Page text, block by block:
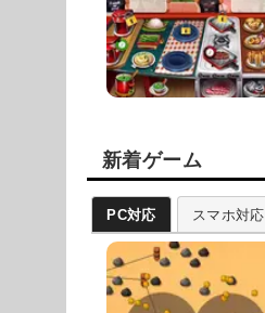
新着ゲーム
PC対応 スマホ対応